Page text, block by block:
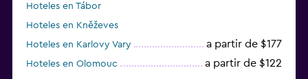
Hoteles en Tábor
Hoteles en Kněževes
Hoteles en Karlovy Vary
a partir de $177
Hoteles en Olomouc a partir de $122